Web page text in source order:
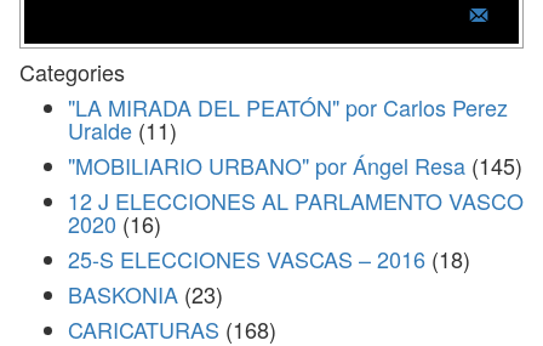
Categories
"LA MIRADA DEL PEATÓN" por Carlos Perez
Uralde (11)
"MOBILIARIO URBANO" por Ángel Resa (145)
12 J ELECCIONES AL PARLAMENTO VASCO
2020 (16)
25-S ELECCIONES VASCAS – 2016 (18)
BASKONIA (23)
CARICATURAS (168)